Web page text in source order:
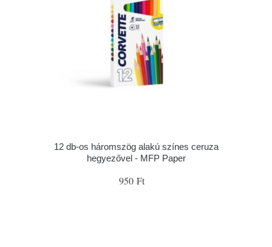
12 db-os háromszög alakú színes ceruza
hegyezővel - MFP Paper
950 Ft